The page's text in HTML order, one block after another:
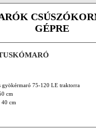
GÉPRE
gyökérmaró 75-120 LE traktorra
cm
40 cm